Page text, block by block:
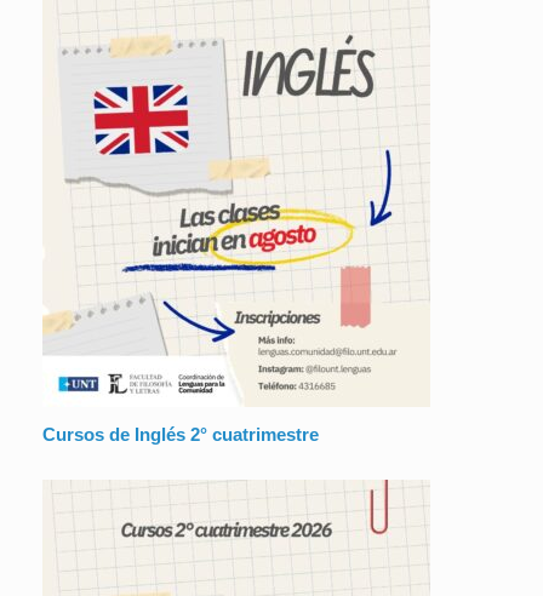
Cursos de Inglés 2° cuatrimestre